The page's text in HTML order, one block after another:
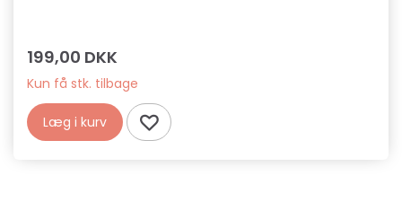
199,00 DKK
Kun få stk. tilbage
Læg i kurv